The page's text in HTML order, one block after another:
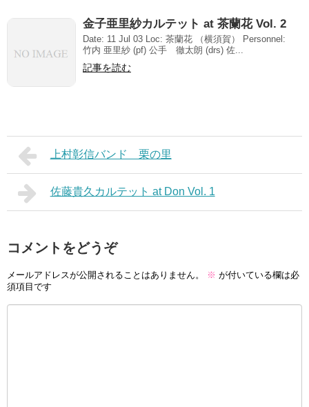
金子亜里紗カルテット at 茶蘭花 Vol. 2
Date: 11 Jul 03 Loc: 茶蘭花 （横須賀） Personnel:
竹内 亜里紗 (pf) 公手 徹太朗 (drs) 佐...
記事を読む
上村彰信バンド 栗の里
佐藤貴久カルテット at Don Vol. 1
コメントをどうぞ
メールアドレスが公開されることはありません。 ※ が付いている欄は必
須項目です